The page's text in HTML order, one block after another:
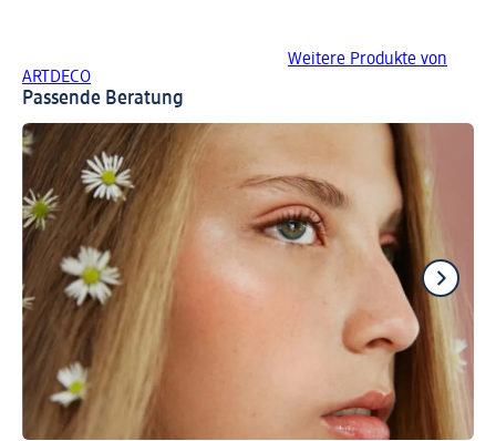
Weitere Produkte von
ARTDECO
Passende Beratung